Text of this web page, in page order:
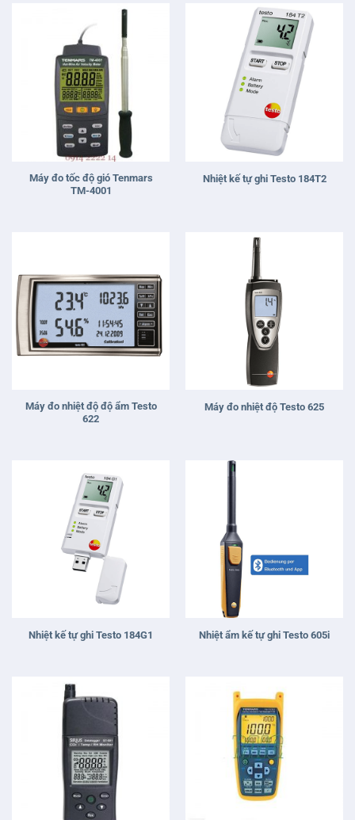
Máy đo tốc độ gió Tenmars
TM-4001
Nhiệt kế tự ghi Testo 184T2
Máy đo nhiệt độ độ ẩm Testo
622
Máy đo nhiệt độ Testo 625
Nhiệt kế tự ghi Testo 184G1 Nhiệt ẩm kế tự ghi Testo 605i